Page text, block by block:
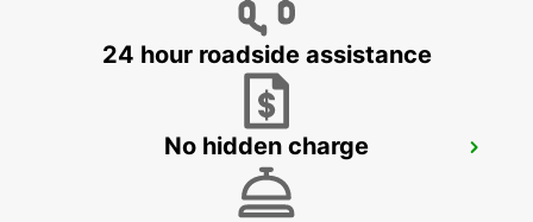
24 hour roadside assistance
No hidden charge